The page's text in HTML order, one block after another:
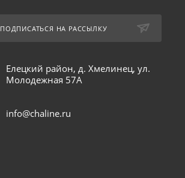
ПОДПИСАТЬСЯ НА РАССЫЛКУ
Елецкий район, д. Хмелинец, ул.
Молодежная 57А
info@chaline.ru